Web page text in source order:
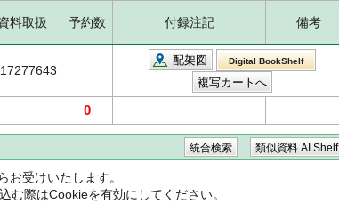
料取扱 予約数 付録注記 備考
配架図 Digital BookShelf
0
お受けいたします。
む際はCookieを有効にしてください。